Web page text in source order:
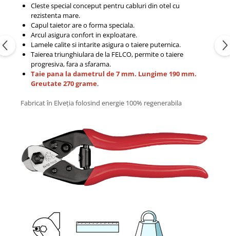
Cleste special conceput pentru cabluri din otel cu
rezistenta mare.
Capul taietor are o forma speciala.
Arcul asigura confort in exploatare.
Lamele calite si intarite asigura o taiere puternica.
Taierea triunghiulara de la FELCO, permite o taiere
progresiva, fara a sfarama.
Taie pana la dametrul de 7 mm. Lungime 190 mm.
Greutate 270 grame.
Fabricat în Elveția folosind energie 100% regenerabila